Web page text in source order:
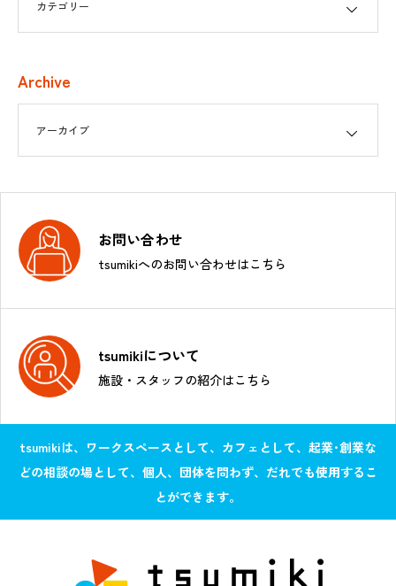
Archive
お問い合わせ
tsumikiへのお問い合わせはこちら
tsumikiについて
施設・スタッフの紹介はこちら
tsumikiは、ワークスペースとして、カフェとして、起業･創業な
どの相談の場として、個人、団体を問わず、だれでも使用するこ
とができます。